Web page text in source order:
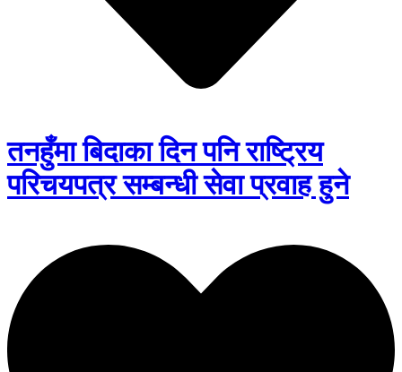
तनहुँमा बिदाका दिन पनि राष्ट्रिय
परिचयपत्र सम्बन्धी सेवा प्रवाह हुने